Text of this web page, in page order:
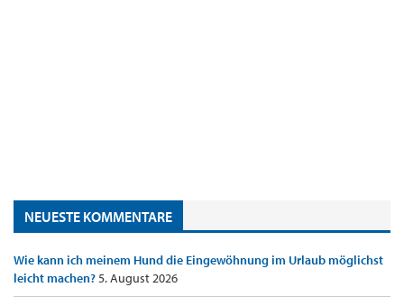
NEUESTE KOMMENTARE
Wie kann ich meinem Hund die Eingewöhnung im Urlaub möglichst
leicht machen?5. August 2026